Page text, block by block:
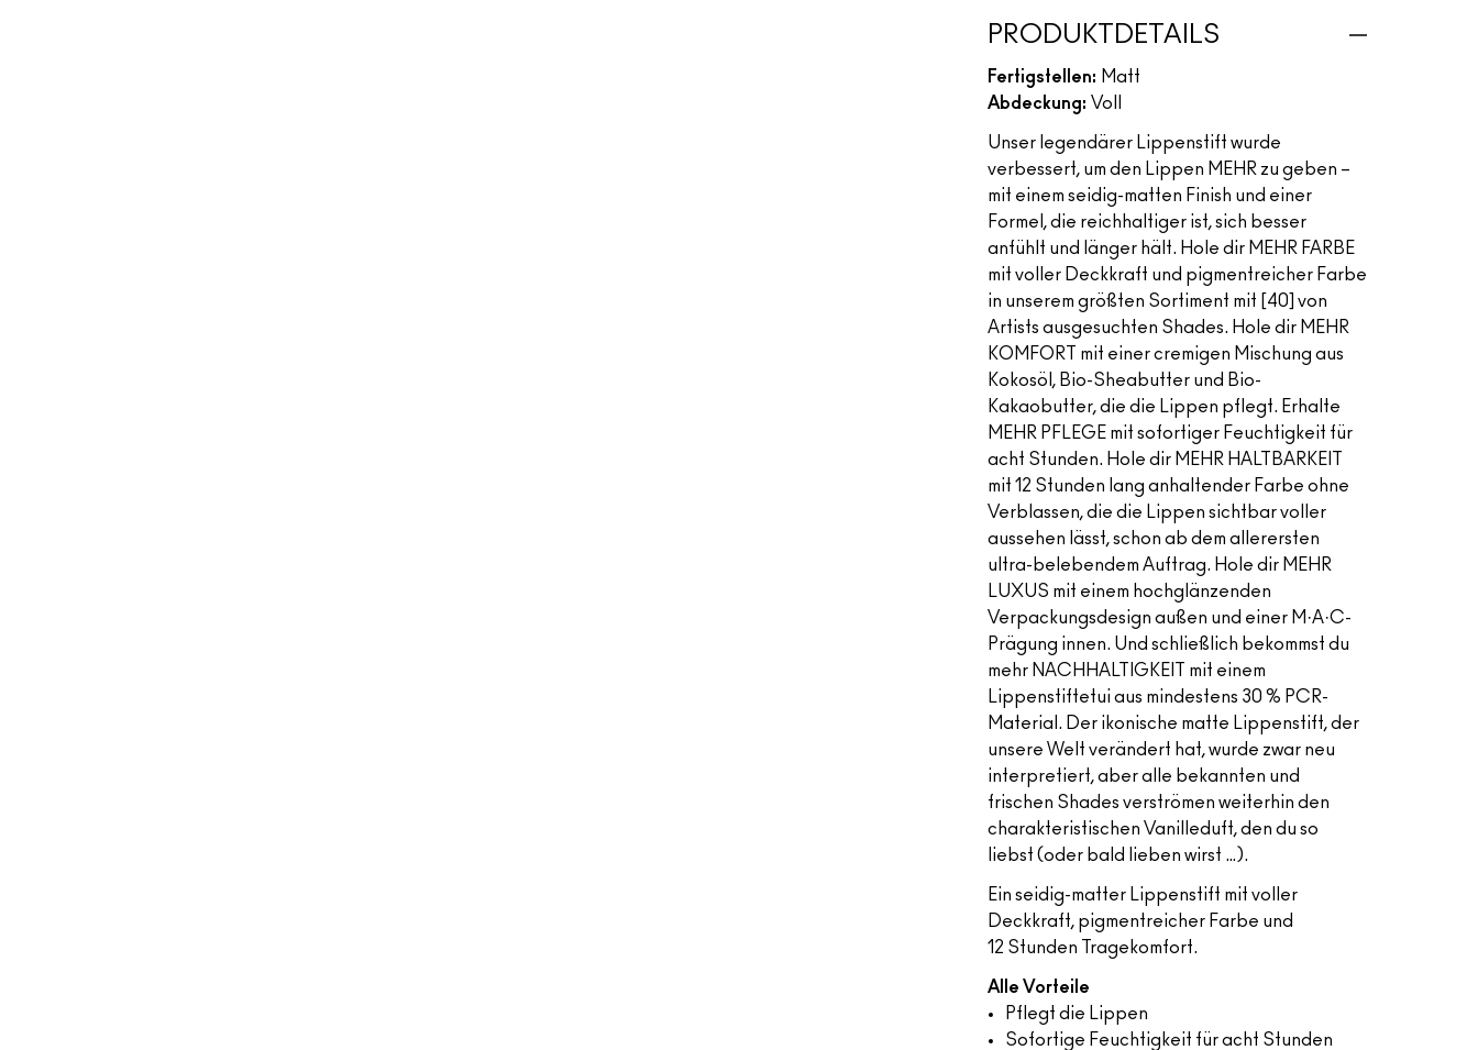
PRODUKTDETAILS
Fertigstellen: Matt
Abdeckung: Voll
Unser legendärer Lippenstift wurde
verbessert, um den Lippen MEHR zu geben –
mit einem seidig-matten Finish und einer
Formel, die reichhaltiger ist, sich besser
anfühlt und länger hält. Hole dir MEHR FARBE
mit voller Deckkraft und pigmentreicher Farbe
in unserem größten Sortiment mit [40] von
Artists ausgesuchten Shades. Hole dir MEHR
KOMFORT mit einer cremigen Mischung aus
Kokosöl, Bio-Sheabutter und Bio-
Kakaobutter, die die Lippen pflegt. Erhalte
MEHR PFLEGE mit sofortiger Feuchtigkeit für
acht Stunden. Hole dir MEHR HALTBARKEIT
mit 12 Stunden lang anhaltender Farbe ohne
Verblassen, die die Lippen sichtbar voller
aussehen lässt, schon ab dem allerersten
ultra-belebendem Auftrag. Hole dir MEHR
LUXUS mit einem hochglänzenden
Verpackungsdesign außen und einer M·A·C-
Prägung innen. Und schließlich bekommst du
mehr NACHHALTIGKEIT mit einem
Lippenstiftetui aus mindestens 30 % PCR-
Material. Der ikonische matte Lippenstift, der
unsere Welt verändert hat, wurde zwar neu
interpretiert, aber alle bekannten und
frischen Shades verströmen weiterhin den
charakteristischen Vanilleduft, den du so
liebst (oder bald lieben wirst …).
Ein seidig-matter Lippenstift mit voller
Deckkraft, pigmentreicher Farbe und
12 Stunden Tragekomfort.
Alle Vorteile
Pflegt die Lippen
Sofortige Feuchtigkeit für acht Stunden